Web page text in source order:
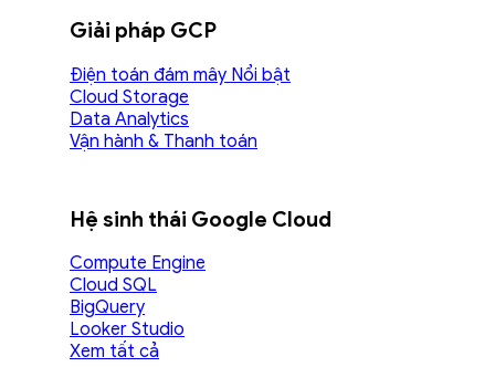
Giải pháp GCP
Điện toán đám mây
Cloud Storage
Data Analytics
Vận hành & Thanh toán
Hệ sinh thái Google Cloud
Compute Engine
Cloud SQL
BigQuery
Looker Studio
Xem tất cả